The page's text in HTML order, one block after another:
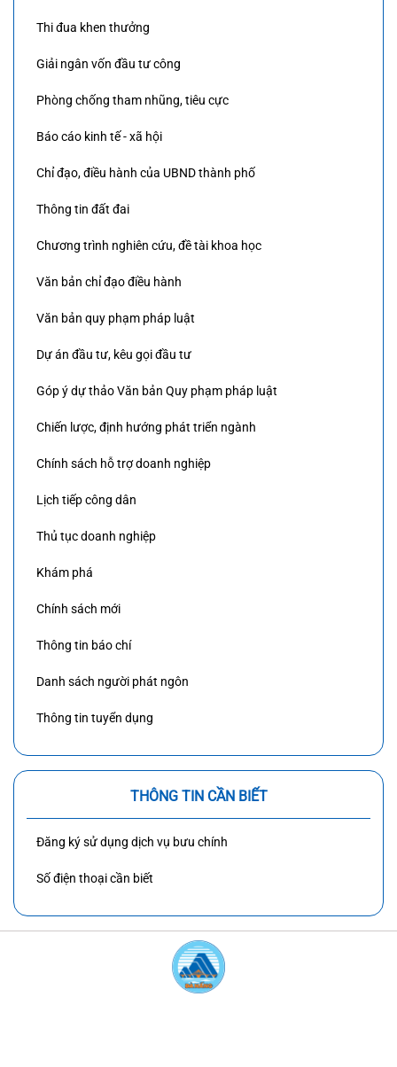
Thi đua khen thưởng
Giải ngân vốn đầu tư công
Phòng chống tham nhũng, tiêu cực
Báo cáo kinh tế - xã hội
Chỉ đạo, điều hành của UBND thành phố
Thông tin đất đai
Chương trình nghiên cứu, đề tài khoa học
Văn bản chỉ đạo điều hành
Văn bản quy phạm pháp luật
Dự án đầu tư, kêu gọi đầu tư
Góp ý dự thảo Văn bản Quy phạm pháp luật
Chiến lược, định hướng phát triển ngành
Chính sách hỗ trợ doanh nghiệp
Lịch tiếp công dân
Thủ tục doanh nghiệp
Khám phá
Chính sách mới
Thông tin báo chí
Danh sách người phát ngôn
Thông tin tuyển dụng
THÔNG TIN CẦN BIẾT
Đăng ký sử dụng dịch vụ bưu chính
Số điện thoại cần biết